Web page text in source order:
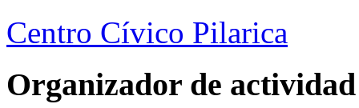
Centro Cívico Pilarica
Organizador de actividad